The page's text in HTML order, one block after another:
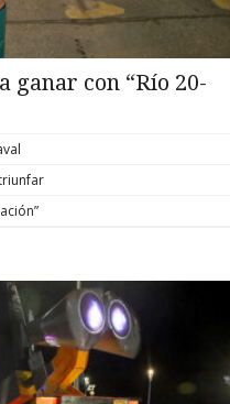
ganar con “Río 20-